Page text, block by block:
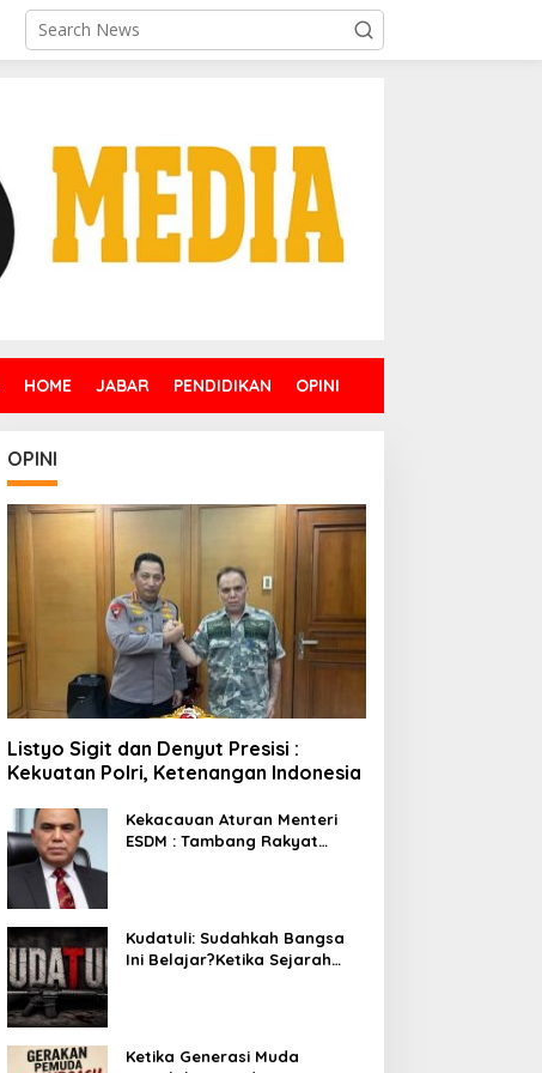
HOME JABAR PENDIDIKAN OPINI
OPINI
Listyo Sigit dan Denyut Presisi :
Kekuatan Polri, Ketenangan Indonesia
Kekacauan Aturan Menteri
ESDM : Tambang Rakyat
Kudatuli: Sudahkah Bangsa
Ini Belajar?Ketika Sejarah
Ketika Generasi Muda